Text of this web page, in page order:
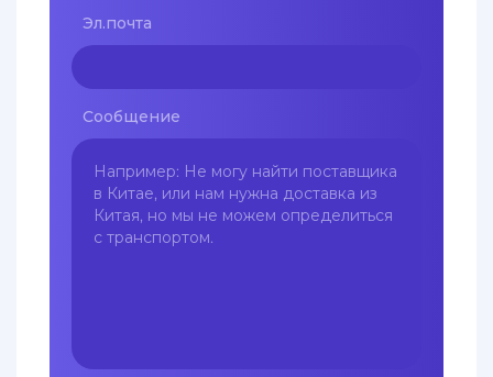
Эл.почта
Сообщение